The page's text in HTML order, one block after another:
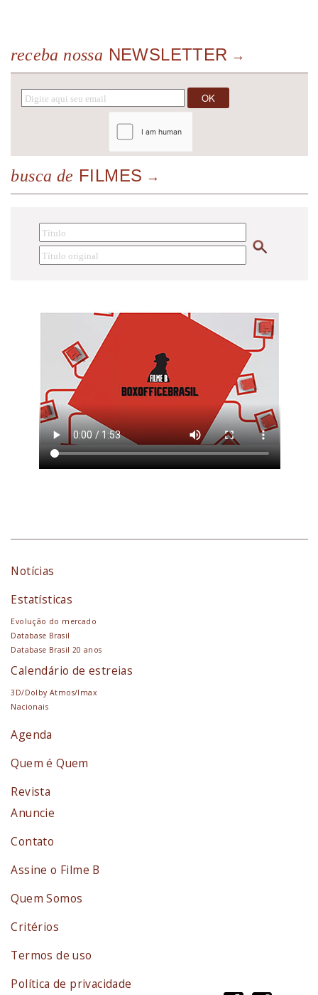
receba nossa NEWSLETTER
busca de FILMES
Notícias
Estatísticas
Evolução do mercado
Database Brasil
Database Brasil 20 anos
Calendário de estreias
3D/Dolby Atmos/Imax
Nacionais
Agenda
Quem é Quem
Revista
Anuncie
Contato
Assine o Filme B
Quem Somos
Critérios
Termos de uso
Política de privacidade